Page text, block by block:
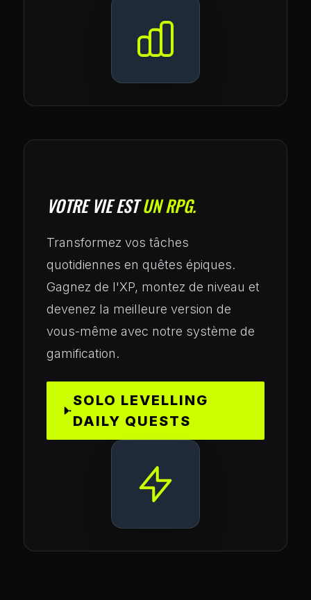
VOTRE VIE ESTUN RPG.
Transformez vos tâches
quotidiennes en quêtes épiques.
Gagnez de l'XP, montez de niveau et
devenez la meilleure version de
vous-même avec notre système de
gamification.
SOLO LEVELLING
DAILY QUESTS